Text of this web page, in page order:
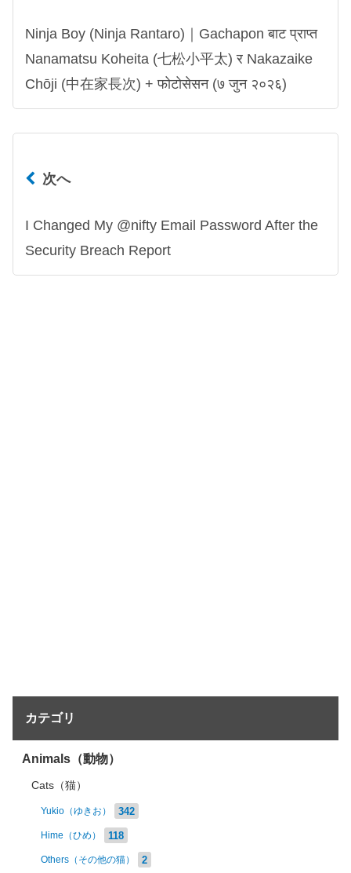
Ninja Boy (Ninja Rantaro)｜Gachapon बाट प्राप्त
Nanamatsu Koheita (七松小平太) र Nakazaike
Chōji (中在家長次) + फोटोसेसन (७ जुन २०२६)
次へ
I Changed My @nifty Email Password After the
Security Breach Report
カテゴリ
Animals（動物）
Cats（猫）
Yukio（ゆきお） 342
Hime（ひめ） 118
Others（その他の猫） 2